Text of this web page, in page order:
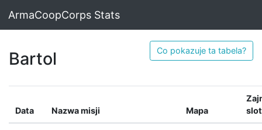
ArmaCoopCorps Stats
Bartol Co pokazuje ta tabela?
Data Nazwa misji Mapa
slot